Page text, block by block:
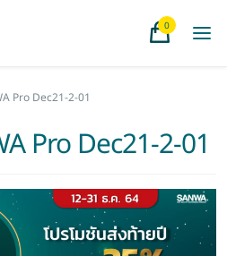
0
Pro Dec21-2-01
Pro Dec21-2-01